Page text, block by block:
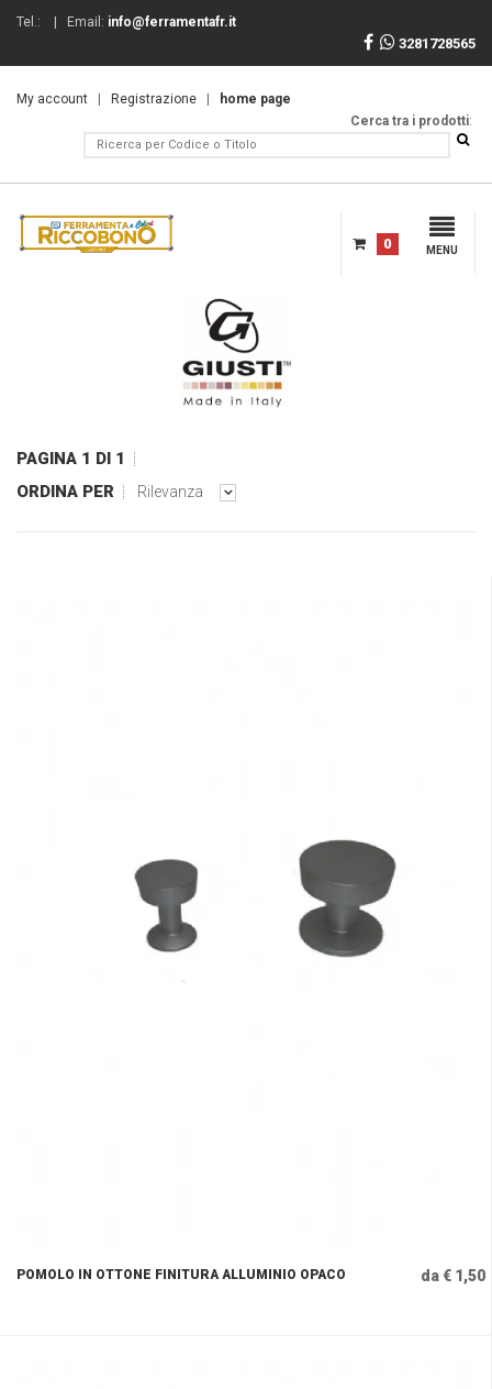
Tel.: | Email: info@ferramentafr.it
3281728565
My account Registrazione
home page
Cerca tra i prodotti:
MENU
0
PAGINA 1 DI 1
ORDINA PER
Rilevanza
POMOLO IN OTTONE FINITURA ALLUMINIO OPACO da € 1,50